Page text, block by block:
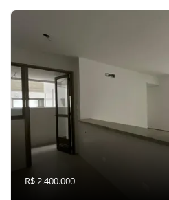
R$ 2.400.000